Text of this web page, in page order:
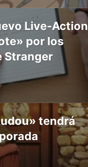
Live-Action
por los
Stranger
tendrá